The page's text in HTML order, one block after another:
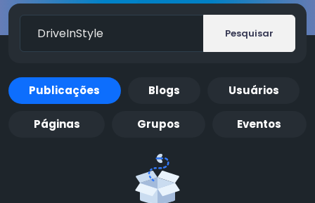
Pesquisar
Publicações Blogs Usuários
Páginas Grupos Eventos